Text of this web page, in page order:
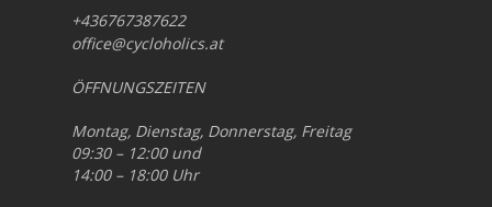
+436767387622
office@cycloholics.at
ÖFFNUNGSZEITEN
Montag, Dienstag, Donnerstag, Freitag
09:30 – 12:00 und
14:00 – 18:00 Uhr